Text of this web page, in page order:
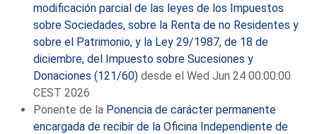
modificación parcial de las leyes de los Impuestos
sobre Sociedades, sobre la Renta de no Residentes y
sobre el Patrimonio, y la Ley 29/1987, de 18 de
diciembre, del Impuesto sobre Sucesiones y
Donaciones (121/60) desde el Wed Jun 24 00:00:00
CEST 2026
Ponente de la Ponencia de carácter permanente
encargada de recibir de la Oficina Independiente de